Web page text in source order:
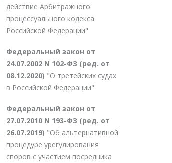
действие Арбитражного
процессуального кодекса
Российской Федерации"
Федеральный закон от
24.07.2002 N 102-ФЗ (ред. от
08.12.2020) "О третейских судах
в Российской Федерации"
Федеральный закон от
27.07.2010 N 193-ФЗ (ред. от
26.07.2019) "Об альтернативной
процедуре урегулирования
споров с участием посредника